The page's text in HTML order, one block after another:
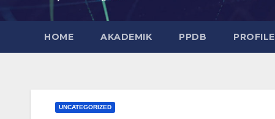
HOME AKADEMIK PPDB PROFILE
UNCATEGORIZED